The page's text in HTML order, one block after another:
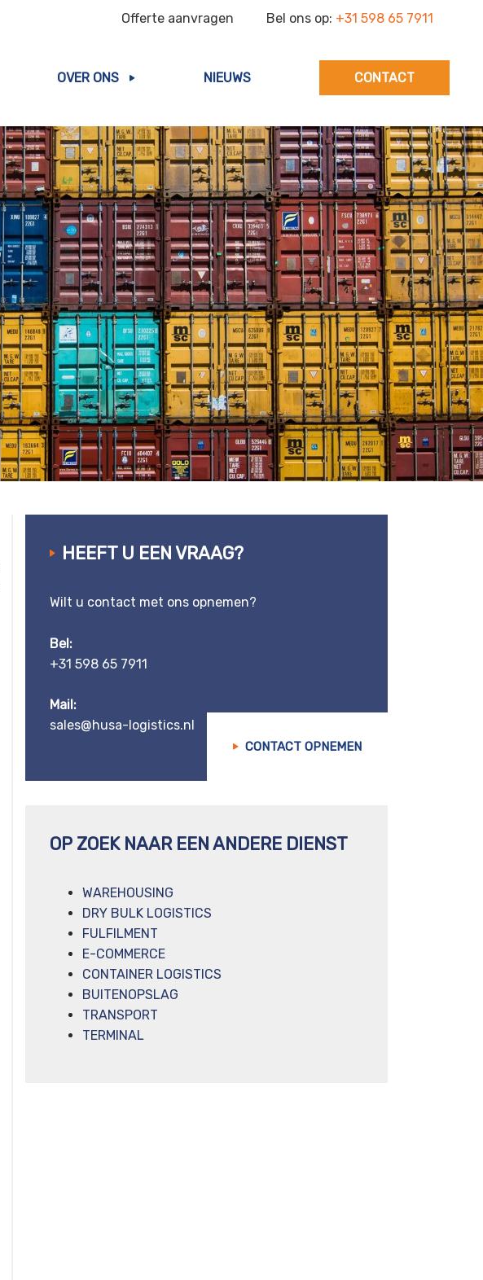
Offerte aanvragen Bel ons op: +31 598 65 7911
OVER ONS NIEUWS CONTACT
HEEFT U EEN VRAAG?
Wilt u contact met ons opnemen?
Bel:
+31 598 65 7911
Mail:
sales@husa-logistics.nl
CONTACT OPNEMEN
OP ZOEK NAAR EEN ANDERE DIENST
WAREHOUSING
DRY BULK LOGISTICS
FULFILMENT
E-COMMERCE
CONTAINER LOGISTICS
BUITENOPSLAG
TRANSPORT
TERMINAL